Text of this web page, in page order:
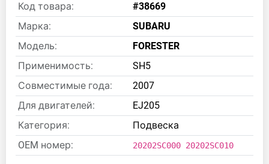
Код товара:
#38669
Марка:
SUBARU
Модель:
FORESTER
Применимость:
SH5
Совместимые года:
2007
Для двигателей:
EJ205
Категория:
Подвеска
OEM номер:
20202SC000 20202SC010